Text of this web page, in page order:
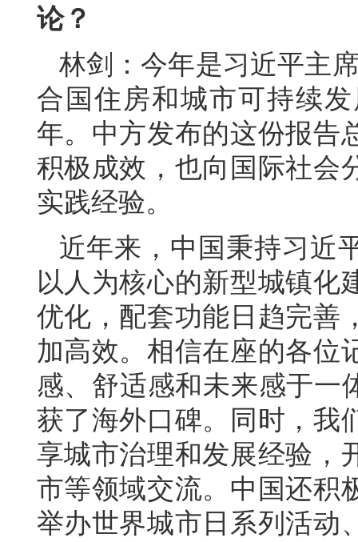
论？
林剑：今年是习近平主
合国住房和城市可持续
年。中方发布的这份报告
积极成效，也向国际社会
实践经验。
近年来，中国秉持习近
以人为核心的新型城镇化
优化，配套功能日趋完善
加高效。相信在座的各位
感、舒适感和未来感于一
获了海外口碑。同时，我
享城市治理和发展经验，
市等领域交流。中国还积
举办世界城市日系列活动